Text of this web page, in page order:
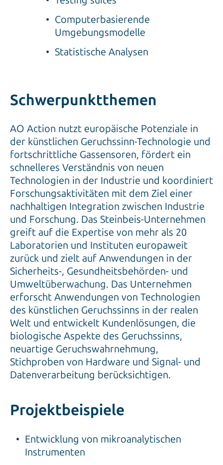
Computerbasierende
Umgebungsmodelle
Statistische Analysen
Schwerpunktthemen
AO Action nutzt europäische Potenziale in
der künstlichen Geruchssinn-Technologie und
fortschrittliche Gassensoren, fördert ein
schnelleres Verständnis von neuen
Technologien in der Industrie und koordiniert
Forschungsaktivitäten mit dem Ziel einer
nachhaltigen Integration zwischen Industrie
und Forschung. Das Steinbeis-Unternehmen
greift auf die Expertise von mehr als 20
Laboratorien und Instituten europaweit
zurück und zielt auf Anwendungen in der
Sicherheits-, Gesundheitsbehörden- und
Umweltüberwachung. Das Unternehmen
erforscht Anwendungen von Technologien
des künstlichen Geruchssinns in der realen
Welt und entwickelt Kundenlösungen, die
biologische Aspekte des Geruchssinns,
neuartige Geruchswahrnehmung,
Stichproben von Hardware und Signal- und
Datenverarbeitung berücksichtigen.
Projektbeispiele
Entwicklung von mikroanalytischen
Instrumenten